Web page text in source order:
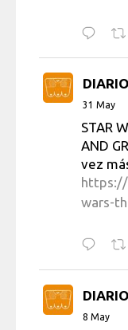
31 May
STAR
AND
vez
wars-
8 May